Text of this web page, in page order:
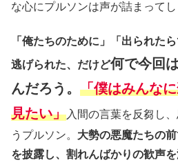
な心にプルソンは声が詰まってし
「俺たちのために」「出られた
逃げられた、だけど何で今回
んだろう。 「僕はみんな
見たい」入間の言葉を反芻し
うプルソン。 大勢の悪魔たちの
を披露し、割れんばかりの歓声を